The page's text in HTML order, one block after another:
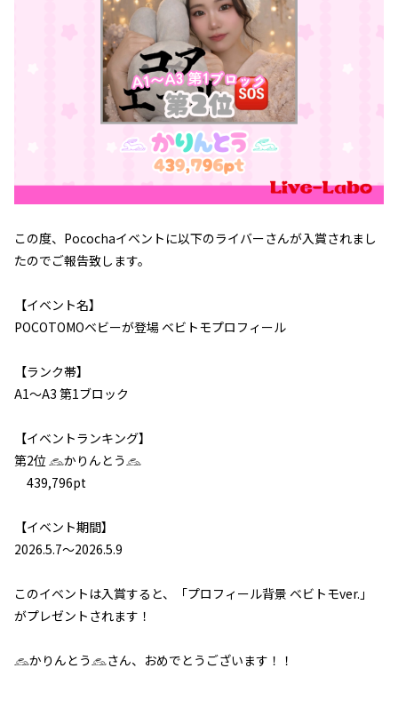
この度、Pocochaイベントに以下のライバーさんが入賞されまし
たのでご報告致します。
【イベント名】
POCOTOMOベビーが登場 ベビトモプロフィール
【ランク帯】
A1～A3 第1ブロック
【イベントランキング】
第2位 𓃺かりんとう𓃺
439,796pt
【イベント期間】
2026.5.7～2026.5.9
このイベントは入賞すると、「プロフィール背景 ベビトモver.」
がプレゼントされます！
𓃺かりんとう𓃺さん、おめでとうございます！！